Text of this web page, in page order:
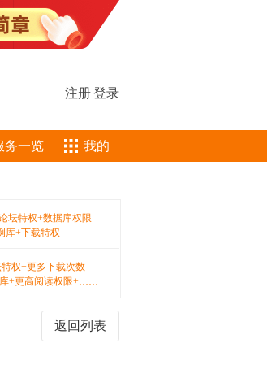
注册登录
务一览 我的
坛特权+数据库权限
库+下载特权
权+更多下载次数
库+更高阅读权限+……
返回列表